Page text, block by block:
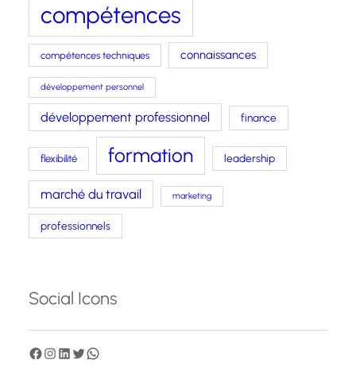
compétences
compétences techniques connaissances
développement personnel
développement professionnel finance
flexibilité formation leadership
marché du travail marketing
professionnels
Social Icons
F I
L T W